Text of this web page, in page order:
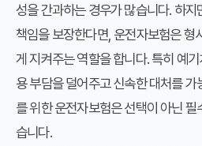
성을 간과하는 경우가 많습니다. 하
책임을 보장한다면, 운전자보험은 형
게 지켜주는 역할을 합니다. 특히 예기
용 부담을 덜어주고 신속한 대처를
를 위한 운전자보험은 선택이 아닌
습니다.